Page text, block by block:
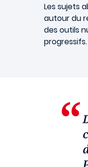
Les sujets
autour du
des outils
progressifs.